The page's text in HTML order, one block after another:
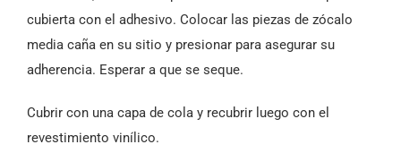
cubierta con el adhesivo. Colocar las piezas de zócalo
media caña en su sitio y presionar para asegurar su
adherencia. Esperar a que se seque.
Cubrir con una capa de cola y recubrir luego con el
revestimiento vinílico.